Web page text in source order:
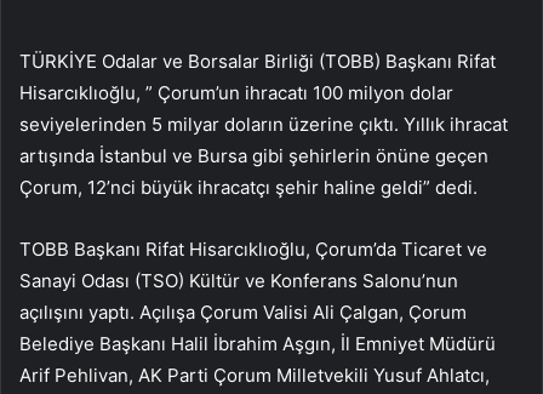
TÜRKİYE Odalar ve Borsalar Birliği (TOBB) Başkanı Rifat
Hisarcıklıoğlu, ” Çorum’un ihracatı 100 milyon dolar
seviyelerinden 5 milyar doların üzerine çıktı. Yıllık ihracat
artışında İstanbul ve Bursa gibi şehirlerin önüne geçen
Çorum, 12’nci büyük ihracatçı şehir haline geldi” dedi.
TOBB Başkanı Rifat Hisarcıklıoğlu, Çorum’da Ticaret ve
Sanayi Odası (TSO) Kültür ve Konferans Salonu’nun
açılışını yaptı. Açılışa Çorum Valisi Ali Çalgan, Çorum
Belediye Başkanı Halil İbrahim Aşgın, İl Emniyet Müdürü
Arif Pehlivan, AK Parti Çorum Milletvekili Yusuf Ahlatcı,